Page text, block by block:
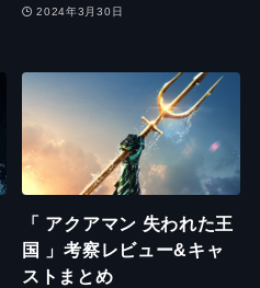
2024年3月30日
「 アクアマン 失われた王
国 」考察レビュー&キャ
ストまとめ